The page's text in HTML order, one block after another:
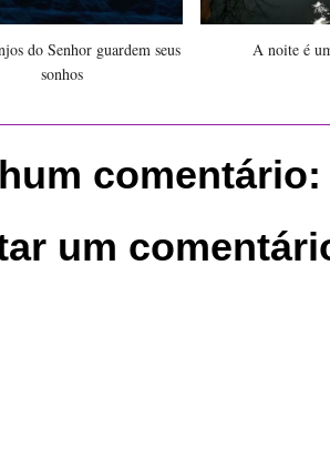
do Senhor guardem seus
sonhos
A noite é
comentário:
um